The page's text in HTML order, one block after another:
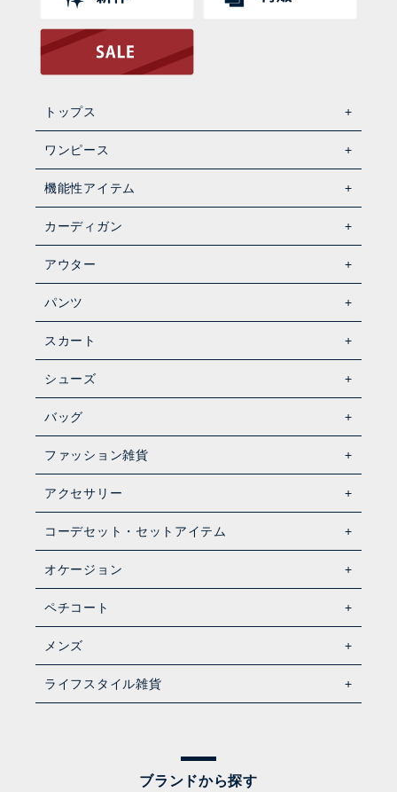
トップス
ワンピース
機能性アイテム
カーディガン
アウター
パンツ
スカート
シューズ
バッグ
ファッション雑貨
アクセサリー
コーデセット・セットアイテム
オケージョン
ペチコート
メンズ
ライフスタイル雑貨
ブランドから探す